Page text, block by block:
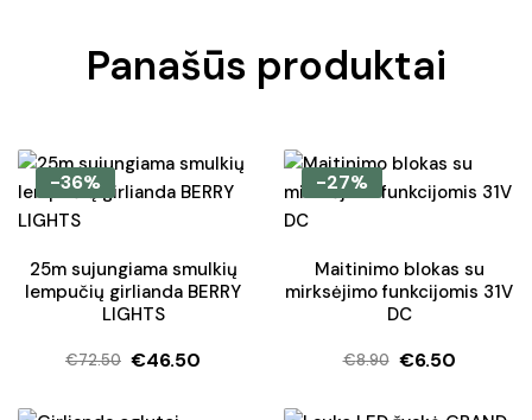
Panašūs produktai
-36%
25m sujungiama smulkių
lempučių girlianda BERRY
LIGHTS
€72.50
Original
€46.50
Current
-27%
Maitinimo blokas su
mirksėjimo funkcijomis 31V
DC
€8.90
Original
€6.50
Current